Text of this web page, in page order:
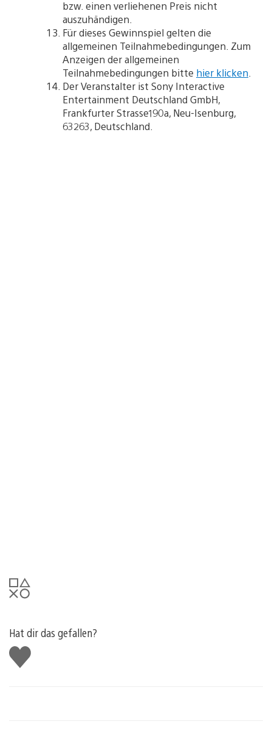
bzw. einen verliehenen Preis nicht
auszuhändigen.
Für dieses Gewinnspiel gelten die
allgemeinen Teilnahmebedingungen. Zum
Anzeigen der allgemeinen
Teilnahmebedingungen bitte hier klicken
Der Veranstalter ist Sony Interactive
Entertainment Deutschland GmbH,
Frankfurter Strasse190a, Neu-Isenburg,
63263, Deutschland.
Hat dir das gefallen?
Gefällt
mir